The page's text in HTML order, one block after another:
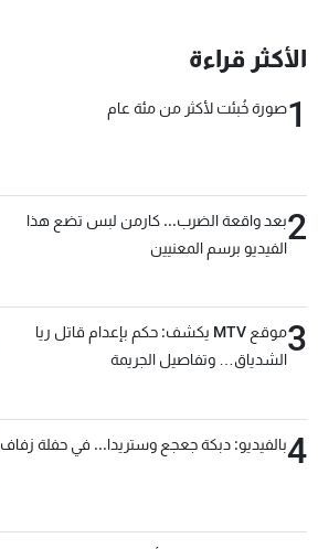
الأكثر قراءة
1صورة خُبئت لأكثر من مئة عام
2بعد واقعة الضرب... كارمن لبس تضع هذا
الفيديو برسم المعنيين
3
موقع MTV يكشف: حكم بإعدام قاتل ريا
الشدياق… وتفاصيل الجريمة
4بالفيديو: دبكة جعجع وستريدا... في حفلة زفاف